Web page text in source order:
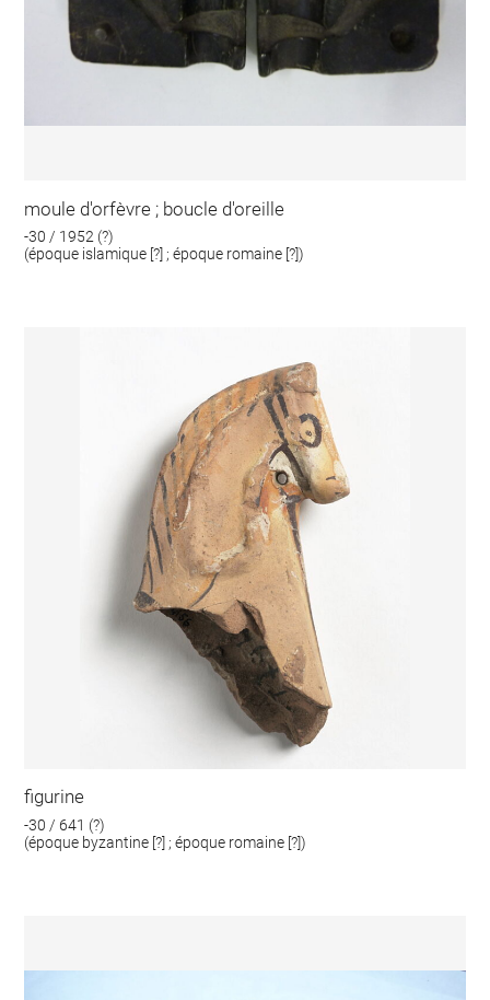
moule d'orfèvre ; boucle d'oreille
-30 / 1952 (?)
(époque islamique [?] ; époque romaine [?])
figurine
-30 / 641 (?)
(époque byzantine [?] ; époque romaine [?])